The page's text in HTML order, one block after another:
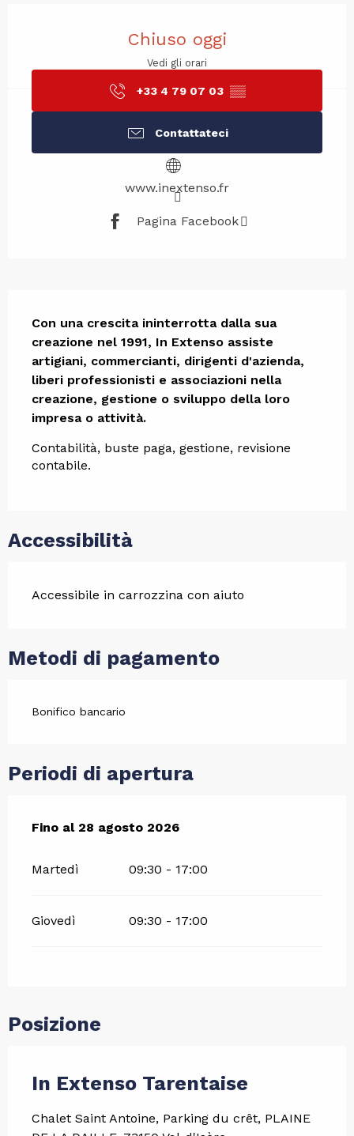
Chiuso oggi
Vedi gli orari
+33 4 79 07 03 ▒▒
Contattateci
www.inextenso.fr
Pagina Facebook
Con una crescita ininterrotta dalla sua
creazione nel 1991, In Extenso assiste
artigiani, commercianti, dirigenti d'azienda,
liberi professionisti e associazioni nella
creazione, gestione o sviluppo della loro
impresa o attività.
Contabilità, buste paga, gestione, revisione
contabile.
Accessibilità
Accessibile in carrozzina con aiuto
Metodi di pagamento
Bonifico bancario
Periodi di apertura
Dal5 luglio 2026al28 agosto 2026
Fino al28 agosto 2026
Martedì 09:30 - 17:00
Giovedì 09:30 - 17:00
Posizione
In Extenso Tarentaise
Chalet Saint Antoine, Parking du crêt, PLAINE